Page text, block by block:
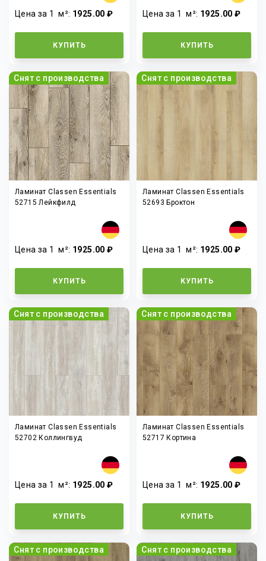
Цена за 1м²: 1925.00 ₽
КУПИТЬ
Цена за 1м²: 1925.00 ₽
КУПИТЬ
Снят с производства
Ламинат Classen Essentials
52715 Лейкфилд
Цена за 1м²: 1925.00 ₽
КУПИТЬ
Снят с производства
Ламинат Classen Essentials
52693 Броктон
Цена за 1м²: 1925.00 ₽
КУПИТЬ
Снят с производства
Ламинат Classen Essentials
52702 Коллингвуд
Цена за 1м²: 1925.00 ₽
КУПИТЬ
Снят с производства
Ламинат Classen Essentials
52717 Кортина
Цена за 1м²: 1925.00 ₽
КУПИТЬ
Снят с производства Снят с производства